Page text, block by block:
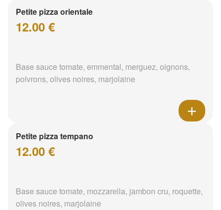
Petite pizza orientale
12.00 €
Base sauce tomate, emmental, merguez, oignons,
poivrons, olives noires, marjolaine
Petite pizza tempano
12.00 €
Base sauce tomate, mozzarella, jambon cru, roquette,
olives noires, marjolaine